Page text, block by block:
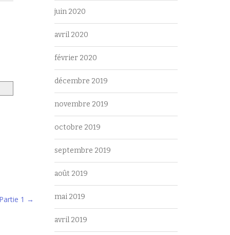
1 →
juin 2020
avril 2020
février 2020
décembre 2019
novembre 2019
octobre 2019
septembre 2019
août 2019
mai 2019
avril 2019